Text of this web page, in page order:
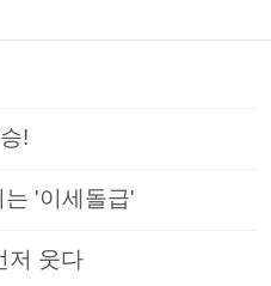
!
'이세돌급'
저 웃다